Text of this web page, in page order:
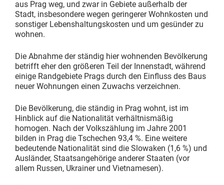
aus Prag weg, und zwar in Gebiete außerhalb der
Stadt, insbesondere wegen geringerer Wohnkosten und
sonstiger Lebenshaltungskosten und um gesünder zu
wohnen.
Die Abnahme der ständig hier wohnenden Bevölkerung
betrifft eher den größeren Teil der Innenstadt, während
einige Randgebiete Prags durch den Einfluss des Baus
neuer Wohnungen einen Zuwachs verzeichnen.
Die Bevölkerung, die ständig in Prag wohnt, ist im
Hinblick auf die Nationalität verhältnismäßig
homogen. Nach der Volkszählung im Jahre 2001
bilden in Prag die Tschechen 93,4 %. Eine weitere
bedeutende Nationalität sind die Slowaken (1,6 %) und
Ausländer, Staatsangehörige anderer Staaten (vor
allem Russen, Ukrainer und Vietnamesen).